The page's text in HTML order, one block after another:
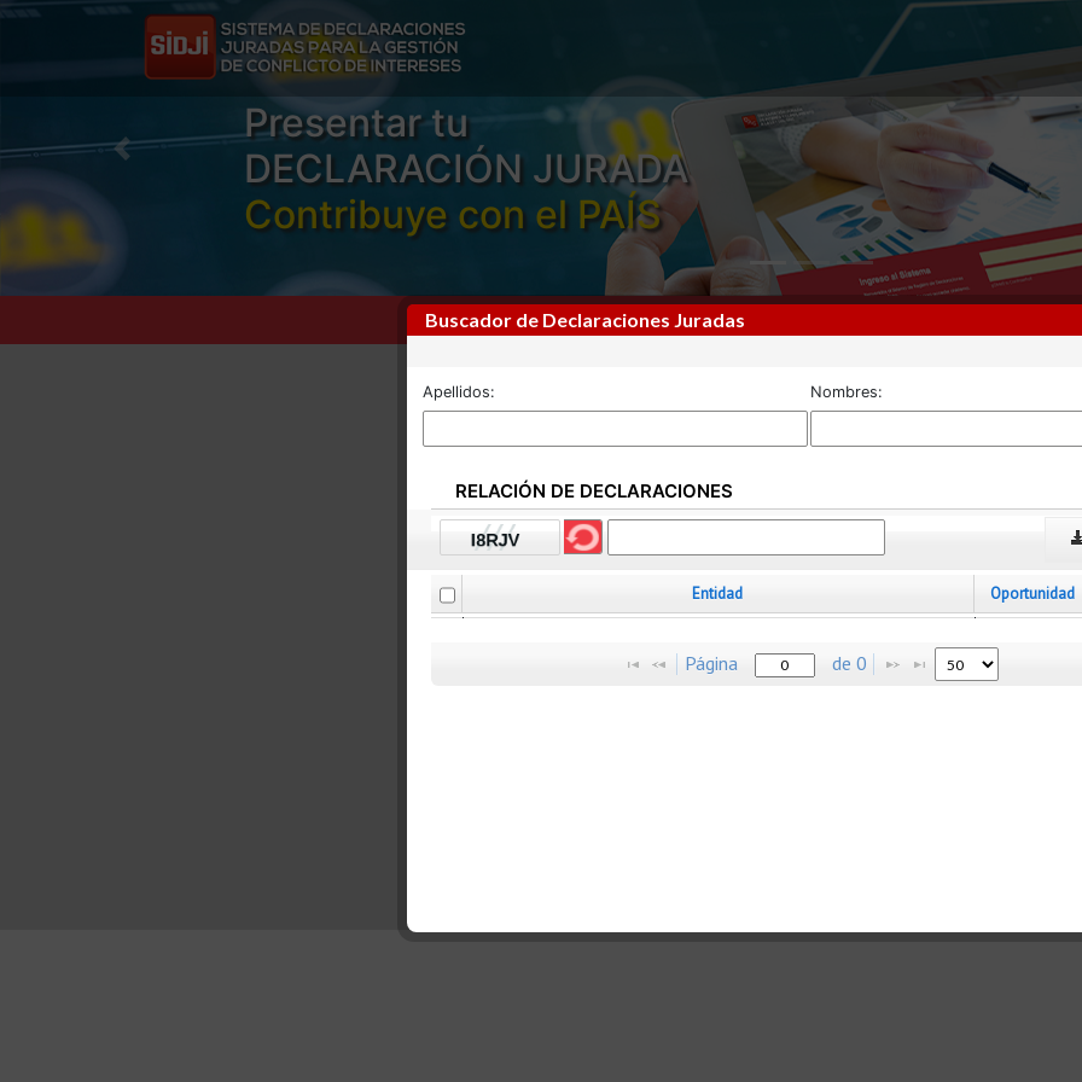
Presentar tu
DECLARACIÓN JURADA
Contribuye con el PAÍS
Previous
Buscador de Declaraciones Juradas
Apellidos: Nombres:
RELACIÓN DE DECLARACIONES
Entidad Oportunidad
Página de 0